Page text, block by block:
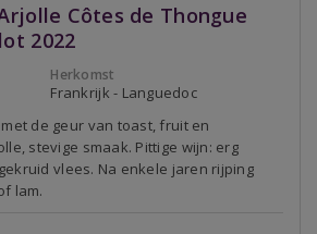
Côtes de Thongue
2022
Herkomst
Frankrijk - Languedoc
de geur van toast, fruit en
stevige smaak. Pittige wijn: erg
vlees. Na enkele jaren rijping
lam.